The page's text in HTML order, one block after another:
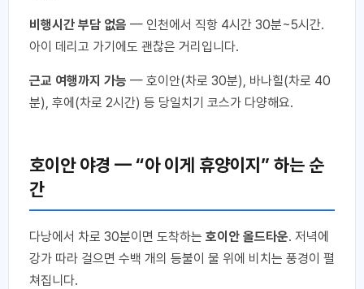
비행시간 부담 없음 — 인천에서 직항 4시간 30분~5시간.
아이 데리고 가기에도 괜찮은 거리입니다.
근교 여행까지 가능 — 호이안(차로 30분), 바나힐(차로 40
분), 후에(차로 2시간) 등 당일치기 코스가 다양해요.
호이안 야경 — “아 이게 휴양이지” 하는 순
간
다낭에서 차로 30분이면 도착하는 호이안 올드타운. 저녁에
강가 따라 걸으면 수백 개의 등불이 물 위에 비치는 풍경이 펼
쳐집니다.